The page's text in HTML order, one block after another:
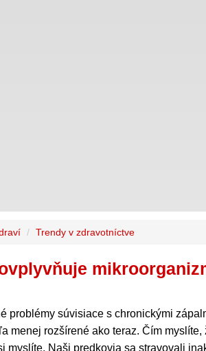
Trendy v zdravotníctve
problémy súvisiace s chronickými
menej rozšírené ako teraz. Čím
myslíte. Naši predkovia sa stravovali